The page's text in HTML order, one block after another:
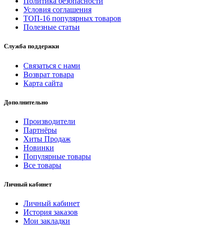
Условия соглашения
ТОП-16 популярных товаров
Полезные статьи
Служба поддержки
Связаться с нами
Возврат товара
Карта сайта
Дополнительно
Производители
Партнёры
Хиты Продаж
Новинки
Популярные товары
Все товары
Личный кабинет
Личный кабинет
История заказов
Мои закладки